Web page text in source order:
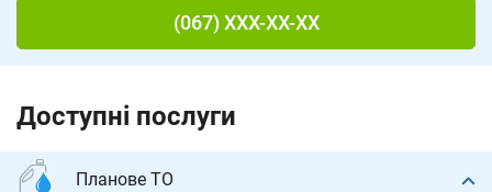
(067) XXX-XX-XX
Доступні послуги
Планове ТО